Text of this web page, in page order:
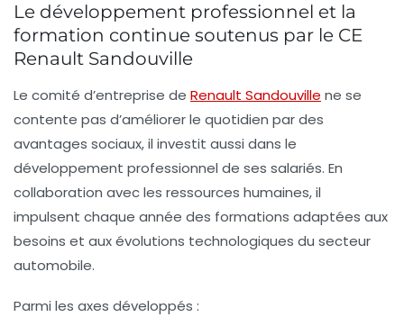
Le développement professionnel et la
formation continue soutenus par le CE
Renault Sandouville
Le comité d’entreprise de Renault Sandouville ne se
contente pas d’améliorer le quotidien par des
avantages sociaux, il investit aussi dans le
développement professionnel de ses salariés. En
collaboration avec les ressources humaines, il
impulsent chaque année des formations adaptées aux
besoins et aux évolutions technologiques du secteur
automobile.
Parmi les axes développés :